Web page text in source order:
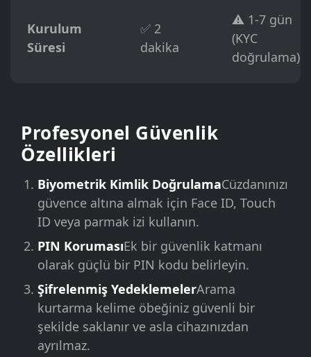
Kurulum
Süresi
✅ 2
dakika
⚠️ 1-7 gün
(KYC
doğrulama)
Profesyonel Güvenlik
Özellikleri
Biyometrik Kimlik DoğrulamaCüzdanınızı
güvence altına almak için Face ID, Touch
ID veya parmak izi kullanın.
PIN KorumasıEk bir güvenlik katmanı
olarak güçlü bir PIN kodu belirleyin.
Şifrelenmiş YedeklemelerArama
kurtarma kelime öbeğiniz güvenli bir
şekilde saklanır ve asla cihazınızdan
ayrılmaz.